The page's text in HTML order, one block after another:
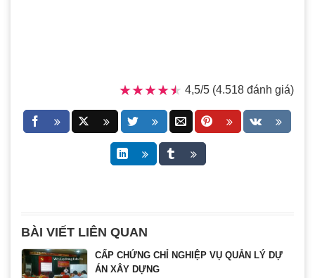
★★★★★
★★★★★ 4,5/5 (4.518 đánh giá)
BÀI VIẾT LIÊN QUAN
CẤP CHỨNG CHỈ NGHIỆP VỤ QUẢN LÝ DỰ
ÁN XÂY DỰNG